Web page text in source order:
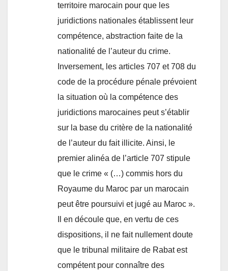
territoire marocain pour que les
juridictions nationales établissent leur
compétence, abstraction faite de la
nationalité de l’auteur du crime.
Inversement, les articles 707 et 708 du
code de la procédure pénale prévoient
la situation où la compétence des
juridictions marocaines peut s’établir
sur la base du critère de la nationalité
de l’auteur du fait illicite. Ainsi, le
premier alinéa de l’article 707 stipule
que le crime « (…) commis hors du
Royaume du Maroc par un marocain
peut être poursuivi et jugé au Maroc ».
Il en découle que, en vertu de ces
dispositions, il ne fait nullement doute
que le tribunal militaire de Rabat est
compétent pour connaître des